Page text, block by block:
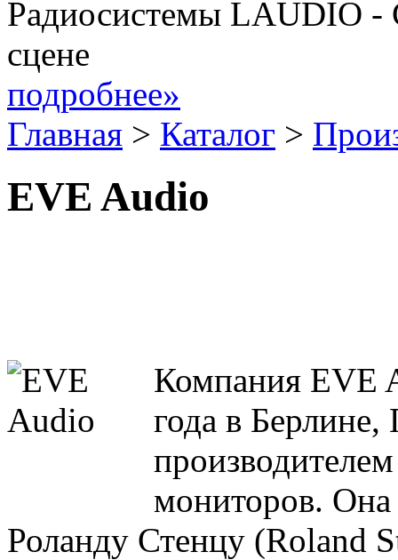
Радиосистемы LAUDIO -
сцене
подробнее»
Главная > Каталог >
EVE Audio
Компания EVE
года в Берлине,
мониторов.
Роланду Стенцу (Roland